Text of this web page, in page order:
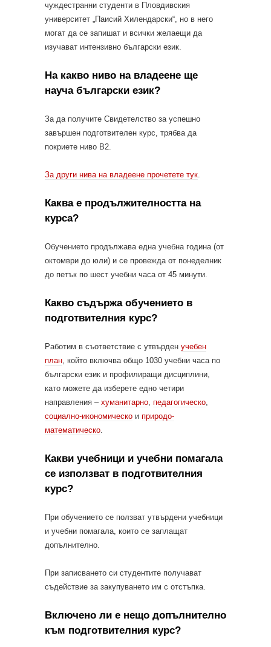
чуждестранни студенти в Пловдивския
университет „Паисий Хилендарски“, но в него
могат да се запишат и всички желаещи да
изучават интензивно български език.
На какво ниво на владеене ще
науча български език?
За да получите Свидетелство за успешно
завършен подготвителен курс, трябва да
покриете ниво В2.
За други нива на владеене прочетете тук.
Каква е продължителността на
курса?
Обучението продължава една учебна година (от
октомври до юли) и се провежда от понеделник
до петък по шест учебни часа от 45 минути.
Какво съдържа обучението в
подготвителния курс?
Работим в съответствие с утвърден учебен
план, който включва общо 1030 учебни часа по
български език и профилиращи дисциплини,
като можете да изберете едно четири
направления – хуманитарно, педагогическо,
социално-икономическо и природо-
математическо.
Какви учебници и учебни помагала
се използват в подготвителния
курс?
При обучението се ползват утвърдени учебници
и учебни помагала, които се заплащат
допълнително.
При записването си студентите получават
съдействие за закупуването им с отстъпка.
Включено ли е нещо допълнително
към подготвителния курс?